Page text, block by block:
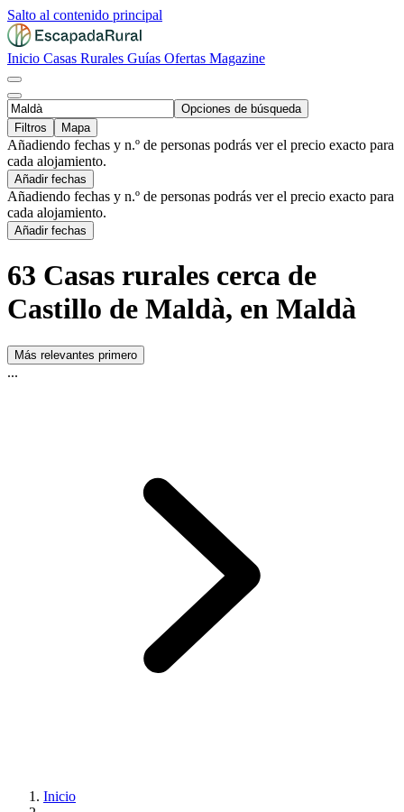
Salto al contenido principal
Inicio Casas Rurales Guías Ofertas Magazine
Opciones de búsqueda
Filtros
Mapa
Añadiendo fechas y n.º de personas podrás ver el precio exacto para
cada alojamiento.
Añadir fechas
Añadiendo fechas y n.º de personas podrás ver el precio exacto para
cada alojamiento.
Añadir fechas
63 Casas rurales cerca de
Castillo de Maldà, en Maldà
Más relevantes primero
...
Inicio